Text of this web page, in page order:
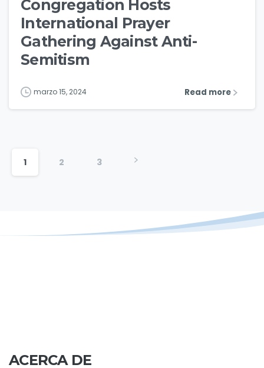
Congregation Hosts
International Prayer
Gathering Against Anti-
Semitism
marzo 15, 2024 Read more
1 2 3
ACERCA DE